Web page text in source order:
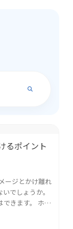
るポイント
ージとかけ離れ
でしょうか。
できます。 ホワ
す...